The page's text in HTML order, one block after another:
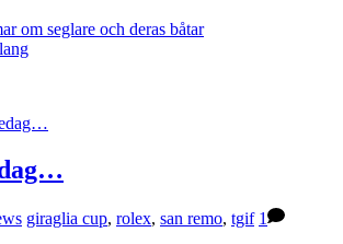
om seglare och deras båtar
giraglia cup, rolex, san remo, tgif 1